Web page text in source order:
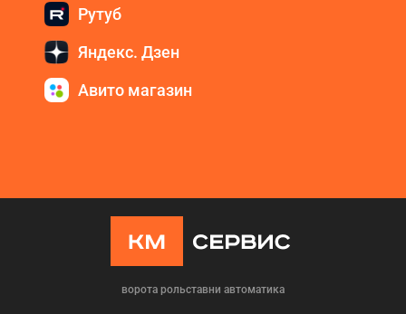
Рутуб
Яндекс. Дзен
Авито магазин
ворота рольставни автоматика